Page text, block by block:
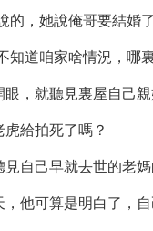
的，她說俺哥要結婚
知道咱家啥情況，哪
，就聽見裏屋自己
給拍死了嗎？
自己早就去世的老媽
他可算是明白了，自